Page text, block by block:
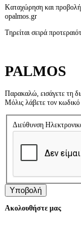
Καταχώρηση και
opalmos.gr
Τηρείται σειρά
PALMOS
Παρακαλώ, εισάγετε τη
Μόλις λάβετε τον κωδικό
Διεύθυνση
Υποβολή
Ακολουθήστε μας